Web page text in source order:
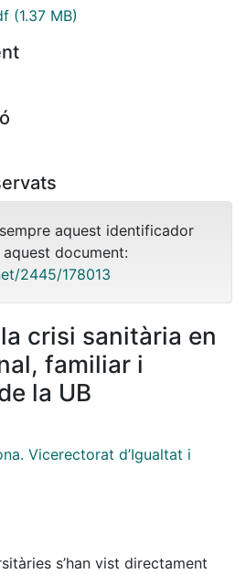
(1.37 MB)
aquest identificador
document:
2445/178013
crisi sanitària en
familiar i
la UB
Vicerectorat d’Igualtat i
s’han vist directament